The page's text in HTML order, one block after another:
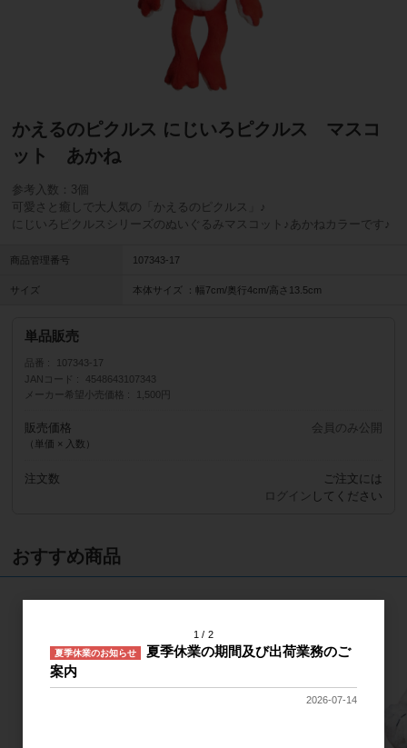
かえるのピクルス にじいろピクルス マスコ
ット あかね
参考入数：3個
可愛さと癒しで大人気の「かえるのピクルス」♪
にじいろピクルスシリーズのぬいぐるみマスコット♪あかねカラーです♪
商品管理番号 107343-17
サイズ 本体サイズ ：幅7cm/奥行4cm/高さ13.5cm
単品販売
品番
107343-17
JANコード
4548643107343
メーカー希望小売価格
1,500円
販売価格
（単価 × 入数）
会員のみ公開
注文数
ご注文には
ログイン してください
おすすめ商品
1 2
夏季休業のお知らせ
夏季休業の期間及び出荷業務のご
案内
2026-07-14